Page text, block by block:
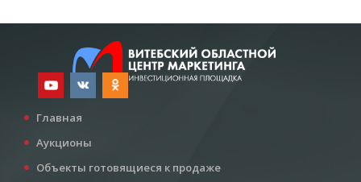
Главная
Аукционы
Объекты готовящиеся к продаже